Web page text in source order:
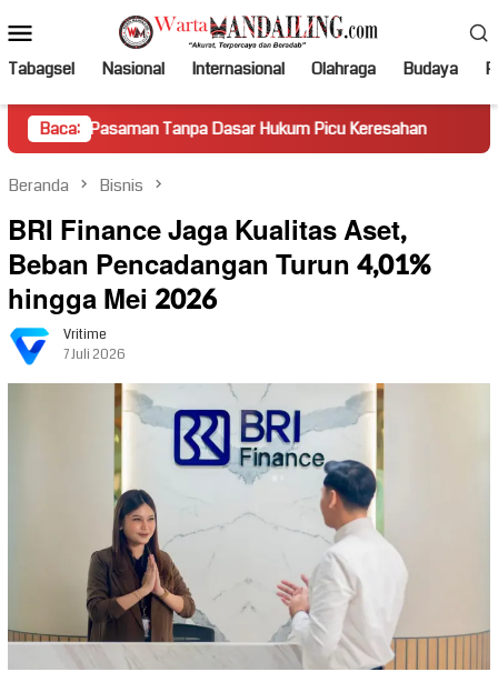
ke
kontenMobile
Tabagsel Nasional Internasional Olahraga Budaya
Baca:Tanpa Dasar Hukum Picu Keresahan Truk Miring
Beranda Bisnis
BRI Finance Jaga Kualitas Aset,
Beban Pencadangan Turun 4,01%
hingga Mei 2026
Vritime
7 Juli 2026